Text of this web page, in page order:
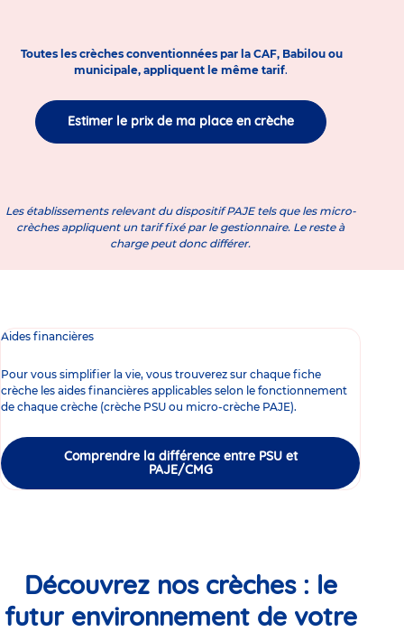
Toutes les crèches conventionnées par la CAF, Babilou ou
municipale, appliquent le même tarif.
Estimer le prix de ma place en crèche
Les établissements relevant du dispositif PAJE tels que les micro-
crèches appliquent un tarif fixé par le gestionnaire. Le reste à
charge peut donc différer.
Aides financières
Pour vous simplifier la vie, vous trouverez sur chaque fiche
crèche les aides financières applicables selon le fonctionnement
de chaque crèche (crèche PSU ou micro-crèche PAJE).
Comprendre la différence entre PSU et
PAJE/CMG
Découvrez nos crèches : le
futur environnement de votre